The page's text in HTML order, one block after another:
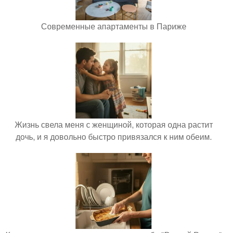
Современные апартаменты в Париже
Жизнь свела меня с женщиной, которая одна растит
дочь, и я довольно быстро привязался к ним обеим.